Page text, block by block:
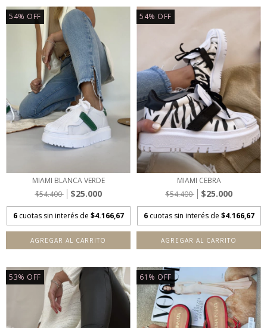
54% OFF
MIAMI BLANCA VERDE
$54.400
$25.000
6 cuotas sin interés de $4.166,67
AGREGAR AL CARRITO
54% OFF
MIAMI CEBRA
$54.400
$25.000
6 cuotas sin interés de $4.166,67
AGREGAR AL CARRITO
53% OFF 61 % OFF